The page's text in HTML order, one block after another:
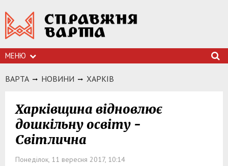
МЕНЮ
ВАРТА НОВИНИ ХАРКIВ
Харківщина відновлює
дошкільну освіту -
Світлична
Понеділок, 11 вересня 2017, 10:14